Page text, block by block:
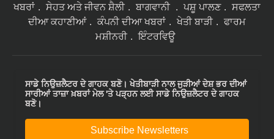
ਖਬਰਾਂ ਸੇਹਤ ਅਤੇ ਜੀਵਨ ਸ਼ੈਲੀ ਬਾਗਵਾਨੀ ਪਸ਼ੂ ਪਾਲਣ
ਸਫਲਤਾ
ਦੀਆ ਕਹਾਣੀਆਂ
ਕੰਪਨੀ ਦੀਆ ਖਬਰਾਂ ਖੇਤੀ ਬਾੜੀ
ਫਾਰਮ
ਮਸ਼ੀਨਰੀ
ਇੰਟਰਵਿਊ
ਸਾਡੇ ਨਿਉਜ਼ਲੈਟਰ ਦੇ ਗਾਹਕ ਬਣੋ। ਖੇਤੀਬਾੜੀ ਨਾਲ ਜੁੜੀਆਂ ਦੇਸ਼ ਭਰ ਦੀਆਂ
ਸਾਰੀਆਂ ਤਾਜ਼ਾ ਖ਼ਬਰਾਂ ਮੇਲ 'ਤੇ ਪੜ੍ਹਨ ਲਈ ਸਾਡੇ ਨਿਉਜ਼ਲੈਟਰ ਦੇ ਗਾਹਕ
ਬਣੋ।
Subscribe Newsletters